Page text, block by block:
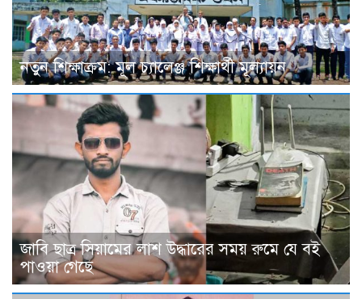
নতুন শিক্ষাক্রম: মূল চ্যালেঞ্জ শিক্ষার্থী মূল্যায়ন
জাবি ছাত্র সিয়ামের লাশ উদ্ধারের সময় রুমে যে বই
পাওয়া গেছে